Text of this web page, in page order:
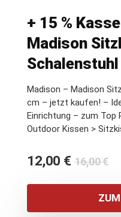
+ 15 %
Madison
Madison – Madison
cm – jetzt kaufen! –
Einrichtung – zum Top
Outdoor Kissen >
16,00€
12,00 €